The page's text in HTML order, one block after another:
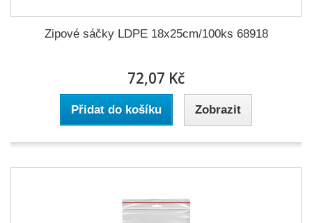
Zipové sáčky LDPE 18x25cm/100ks 68918
72,07 Kč
Přidat do košíku Zobrazit